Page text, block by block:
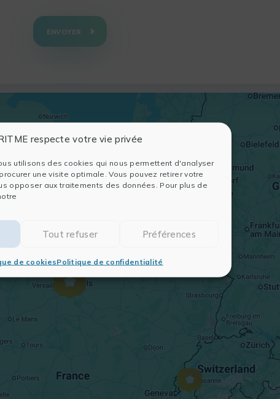
respecte votre vie privée
utilisons des cookies qui nous permettent d'analyser
une visite optimale. Vous pouvez retirer votre
opposer aux traitements des données. Pour plus de
Tout refuser Préférences
de cookiesPolitique de confidentialité
ENVOYER